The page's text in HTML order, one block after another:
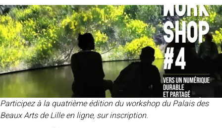
Participez à la quatrième édition du workshop du Palais des
Beaux Arts de Lille en ligne, sur inscription.